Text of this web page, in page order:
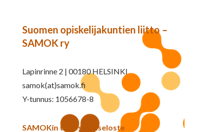
Suomen opiskelijakuntien liitto –
SAMOK ry
Lapinrinne 2 | 00180 HELSINKI
samok(at)samok.fi
Y-tunnus: 1056678-8
SAMOKin tietosuojaseloste